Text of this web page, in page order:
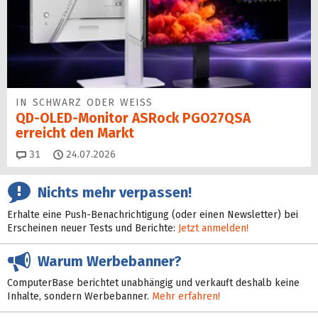
IN SCHWARZ ODER WEISS
QD-OLED-Monitor ASRock PGO27QSA
erreicht den Markt
31 Kommentare
24.07.2026
Nichts mehr verpassen!
Erhalte eine Push-Benachrichtigung (oder einen Newsletter) bei
Erscheinen neuer Tests und Berichte: Jetzt anmelden!
Warum Werbebanner?
ComputerBase berichtet unabhängig und verkauft deshalb keine
Inhalte, sondern Werbebanner. Mehr erfahren!